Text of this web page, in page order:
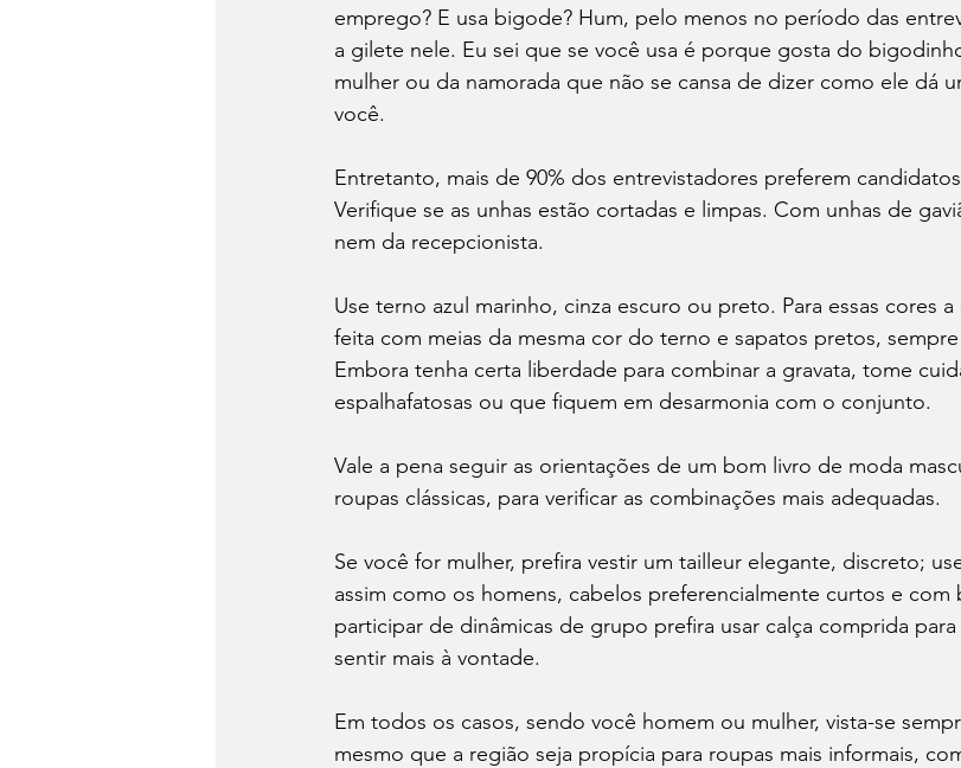
emprego? E usa bigode? Hum, pelo menos no período das
a gilete nele. Eu sei que se você usa é porque gosta do
mulher ou da namorada que não se cansa de dizer como ele dá
você.
Entretanto, mais de 90% dos entrevistadores preferem
Verifique se as unhas estão cortadas e limpas. Com unhas de
nem da recepcionista.
Use terno azul marinho, cinza escuro ou preto. Para essas cores
feita com meias da mesma cor do terno e sapatos pretos,
Embora tenha certa liberdade para combinar a gravata, tome
espalhafatosas ou que fiquem em desarmonia com o conjunto.
Vale a pena seguir as orientações de um bom livro de moda
roupas clássicas, para verificar as combinações mais adequadas.
Se você for mulher, prefira vestir um tailleur elegante, discreto;
assim como os homens, cabelos preferencialmente curtos e
participar de dinâmicas de grupo prefira usar calça comprida
sentir mais à vontade.
Em todos os casos, sendo você homem ou mulher, vista-se
mesmo que a região seja propícia para roupas mais informais,